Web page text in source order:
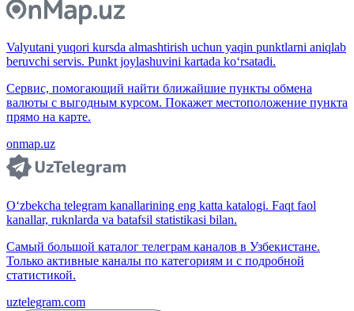
Valyutani yuqori kursda almashtirish uchun yaqin punktlarni aniqlab
beruvchi servis. Punkt joylashuvini kartada ko‘rsatadi.
Сервис, помогающий найти ближайшие пункты обмена
валюты с выгодным курсом. Покажет местоположение пункта
прямо на карте.
onmap.uz
O‘zbekcha telegram kanallarining eng katta katalogi. Faqt faol
kanallar, ruknlarda va batafsil statistikasi bilan.
Самый большой каталог телеграм каналов в Узбекистане.
Только активные каналы по категориям и с подробной
статистикой.
uztelegram.com